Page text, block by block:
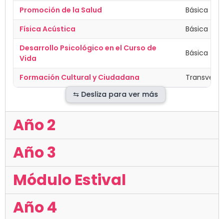
Promoción de la Salud
Básica
Física Acústica
Básica
Desarrollo Psicológico en el Curso de
Vida
Básica
Formación Cultural y Ciudadana
Año 2
Año 3
Módulo Estival
Año 4